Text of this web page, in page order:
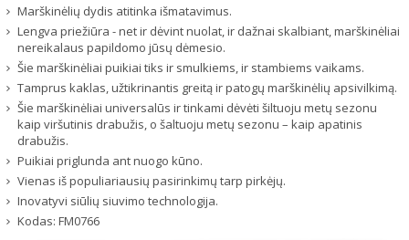
Marškinėlių dydis atitinka išmatavimus.
Lengva priežiūra - net ir dėvint nuolat, ir dažnai skalbiant, marškinėliai
nereikalaus papildomo jūsų dėmesio.
Šie marškinėliai puikiai tiks ir smulkiems, ir stambiems vaikams.
Tamprus kaklas, užtikrinantis greitą ir patogų marškinėlių apsivilkimą.
Šie marškinėliai universalūs ir tinkami dėvėti šiltuoju metų sezonu
kaip viršutinis drabužis, o šaltuoju metų sezonu – kaip apatinis
drabužis.
Puikiai priglunda ant nuogo kūno.
Vienas iš populiariausių pasirinkimų tarp pirkėjų.
Inovatyvi siūlių siuvimo technologija.
Kodas: FM0766